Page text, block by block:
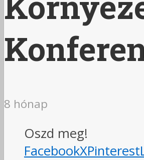
8 hónap
Oszd meg!
FacebookXPinterest